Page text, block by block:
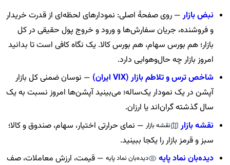
نبض بازار— روی صفحهٔ اصلی: نمودارهای لحظه‌ای از قدرت خریدار
و فروشنده، جریان سفارش‌ها و ورود و خروج پول حقیقی در کل
بازار؛ هم بورس سهام، هم بورس کالا. یک نگاه کافی است تا بدانید
امروز بازار چه حال‌وهوایی دارد.
شاخص ترس و تلاطم بازار (VIX ایران)
— نوسان ضمنی کل بازار
آپشن در یک نمودار یک‌ساله؛ می‌بینید آپشن‌ها امروز نسبت به یک
سال گذشته گران‌اند یا ارزان.
نقشه بازار
نقشه بازار — نمای حرارتی اختیار، سهام، صندوق و کالا؛
سبز و قرمز بازار را یکجا ببینید.
دیده‌بان نماد پایه
دیده‌بان نماد پایه — قیمت، ارزش معاملات، صف